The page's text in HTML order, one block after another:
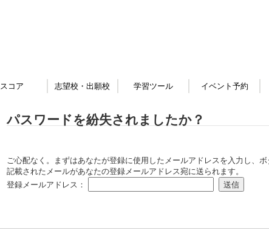
スコア 志望校・出願校 学習ツール イベント予約
パスワードを紛失されましたか？
ご心配なく。まずはあなたが登録に使用したメールアドレスを入力し、
記載されたメールがあなたの登録メールアドレス宛に送られます。
登録メールアドレス：